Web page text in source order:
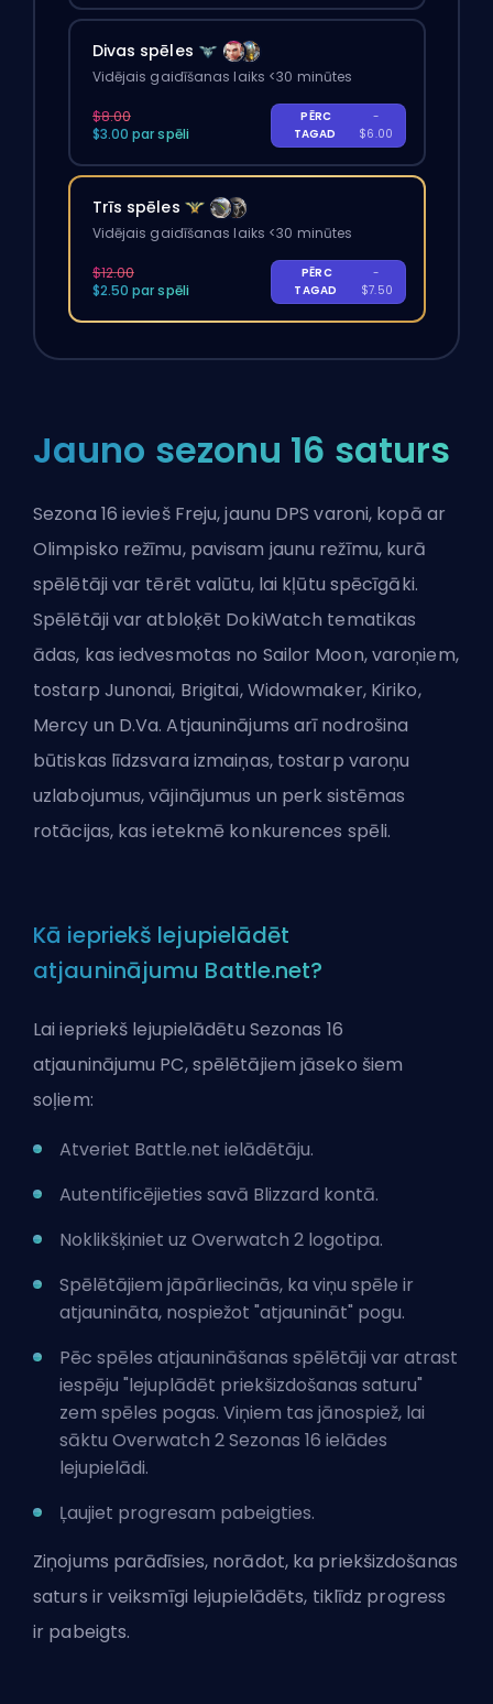
Divas spēles
Vidējais gaidīšanas laiks <30 minūtes
$8.00
$3.00 par spēli
PĒRC
TAGAD
-
$6.00
Trīs spēles
Vidējais gaidīšanas laiks <30 minūtes
$12.00
$2.50 par spēli
PĒRC
TAGAD
-
$7.50
Jauno sezonu 16 saturs
Sezona 16 ievieš Freju, jaunu DPS varoni, kopā ar
Olimpisko režīmu, pavisam jaunu režīmu, kurā
spēlētāji var tērēt valūtu, lai kļūtu spēcīgāki.
Spēlētāji var atbloķēt DokiWatch tematikas
ādas, kas iedvesmotas no Sailor Moon, varoņiem,
tostarp Junonai, Brigitai, Widowmaker, Kiriko,
Mercy un D.Va. Atjauninājums arī nodrošina
būtiskas līdzsvara izmaiņas, tostarp varoņu
uzlabojumus, vājinājumus un perk sistēmas
rotācijas, kas ietekmē konkurences spēli.
Kā iepriekš lejupielādēt
atjauninājumu Battle.net?
Lai iepriekš lejupielādētu Sezonas 16
atjauninājumu PC, spēlētājiem jāseko šiem
soļiem:
Atveriet Battle.net ielādētāju.
Autentificējieties savā Blizzard kontā.
Noklikšķiniet uz Overwatch 2 logotipa.
Spēlētājiem jāpārliecinās, ka viņu spēle ir
atjaunināta, nospiežot "atjaunināt" pogu.
Pēc spēles atjaunināšanas spēlētāji var atrast
iespēju "lejuplādēt priekšizdošanas saturu"
zem spēles pogas. Viņiem tas jānospiež, lai
sāktu Overwatch 2 Sezonas 16 ielādes
lejupielādi.
Ļaujiet progresam pabeigties.
Ziņojums parādīsies, norādot, ka priekšizdošanas
saturs ir veiksmīgi lejupielādēts, tiklīdz progress
ir pabeigts.